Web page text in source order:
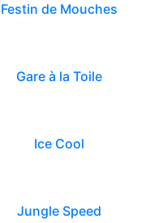
Festin de Mouches
Gare à la Toile
Ice Cool
Jungle Speed